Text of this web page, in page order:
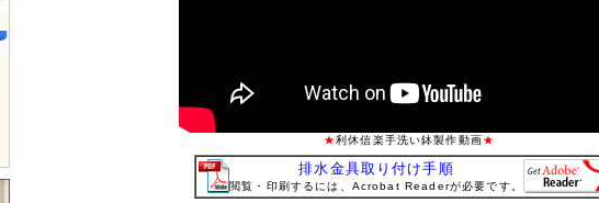
★利休信楽手洗い鉢製作動画★
排水金具取り付け手順
閲覧・印刷するには、Acrobat Readerが必要です。